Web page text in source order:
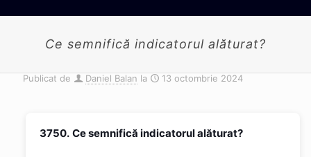
Ce semnifică indicatorul alăturat?
Publicat de Daniel Balan la 13 octombrie 2024
3750. Ce semnifică indicatorul alăturat?